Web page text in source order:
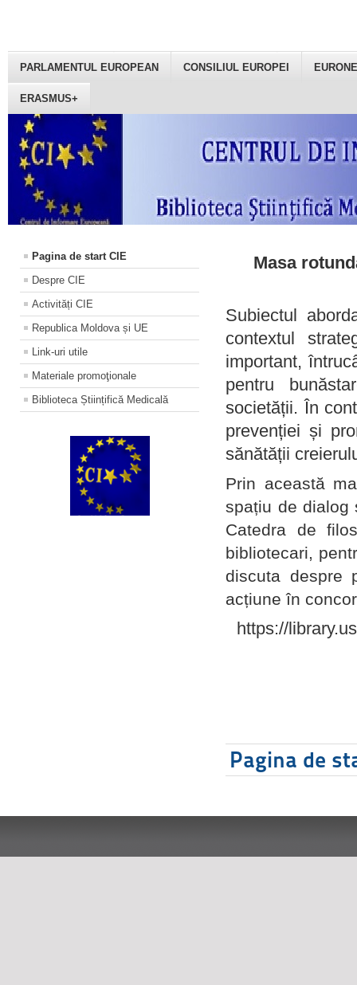
PARLAMENTUL EUROPEAN CONSILIUL EUROPEI
ERASMUS+
Pagina de start CIE
Despre CIE
Activități CIE
Republica Moldova și UE
Link-uri utile
Materiale promoţionale
Biblioteca Științifică Medicală
Masa
Subiectul
contextul
important,
pentru
societății. În
prevenției și
sănătății
Prin această
spațiu de dialog
Catedra de
bibliotecari,
discuta despre
acțiune în
https://
Pagina de